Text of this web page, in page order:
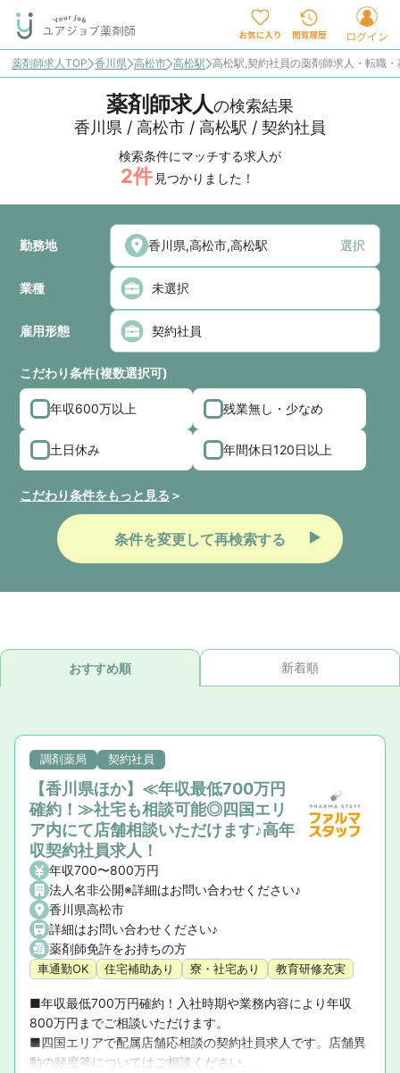
薬剤師求人TOP 香川県 高松市 高松駅 高松駅,契約社員の薬剤師求人・転職
薬剤師求人の検索結果
香川県 / 高松市 / 高松駅 / 契約社員
検索条件にマッチする求人が
2件 見つかりました！
勤務地 選択
業種
雇用形態
こだわり条件(複数選択可)
年収600万以上 残業無し・少なめ
土日休み 年間休日120日以上
こだわり条件をもっと見る
条件を変更して再検索する
おすすめ順 新着順
調剤薬局 契約社員
【香川県ほか】≪年収最低700万円
確約！≫社宅も相談可能◎四国エリ
ア内にて店舗相談いただけます♪高年
収契約社員求人！
年収700〜800万円
法人名非公開※詳細はお問い合わせください♪
香川県高松市
詳細はお問い合わせください♪
薬剤師免許をお持ちの方
車通勤OK 住宅補助あり 寮・社宅あり 教育研修充実
■年収最低700万円確約！入社時期や業務内容により年収
800万円までご相談いただけます。
■四国エリアで配属店舗応相談の契約社員求人です。店舗異
動の頻度等についてはご相談ください。